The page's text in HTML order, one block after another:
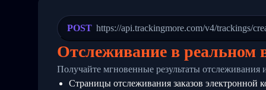
24
25
26
28
29
"Details": "Departed
          },
          {
"Date": "2017-03-06
"StatusDescription":
"Details": "BEIJING-
          }
POST https://api.trackingmore.com/v4/trackings/
Отслеживание в реальном
Получайте мгновенные результаты
Страницы отслеживания заказов электронной